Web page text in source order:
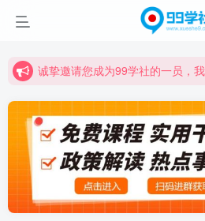
诚挚邀请您成为99学社的一员，
诚挚邀请您成为99学社的一员，
学习路上不孤独，99学社与你同行！分享全网优质VIP资源，炒股教程、创业教程、网